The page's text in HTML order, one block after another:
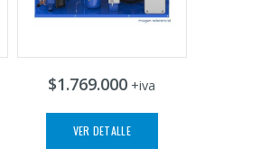
$1.769.000 +iva
VER DETALLE